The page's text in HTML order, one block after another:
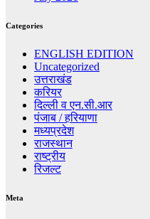
Categories
ENGLISH EDITION
Uncategorized
उत्तराखंड
करियर
दिल्ली व एन.सी.आर
पंजाब / हरियाणा
मध्यप्रदेश
राजस्थान
राष्ट्रीय
रिजल्ट
Meta